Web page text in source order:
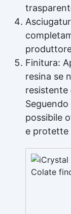
Finitura:
resina se
resistente
possibile
e protette